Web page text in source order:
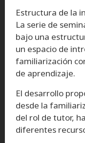
Estructura de la
La serie de
bajo una
un espacio de
familiarización
de aprendizaje.
El desarrollo
desde la
del rol de tutor,
diferentes